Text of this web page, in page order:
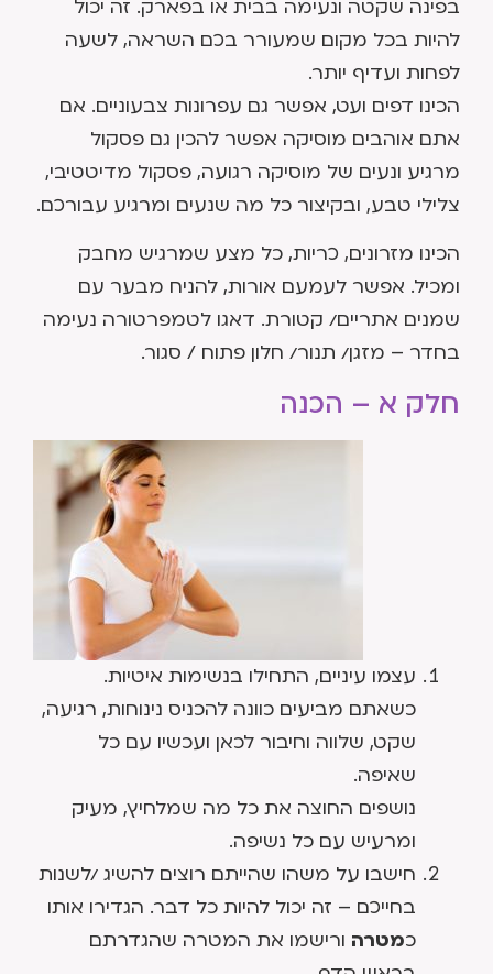
בפינה שקטה ונעימה בבית או בפארק. זה יכול
להיות בכל מקום שמעורר בכם השראה, לשעה
לפחות ועדיף יותר.
הכינו דפים ועט, אפשר גם עפרונות צבעוניים. אם
אתם אוהבים מוסיקה אפשר להכין גם פסקול
מרגיע ונעים של מוסיקה רגועה, פסקול מדיטטיבי,
צלילי טבע, ובקיצור כל מה שנעים ומרגיע עבורכם.
הכינו מזרונים, כריות, כל מצע שמרגיש מחבק
ומכיל. אפשר לעמעם אורות, להניח מבער עם
שמנים אתריים/ קטורת. דאגו לטמפרטורה נעימה
בחדר – מזגן/ תנור/ חלון פתוח / סגור.
חלק א – הכנה
עצמו עיניים, התחילו בנשימות איטיות.
כשאתם מביעים כוונה להכניס נינוחות, רגיעה,
שקט, שלווה וחיבור לכאן ועכשיו עם כל
שאיפה.
נושפים החוצה את כל מה שמלחיץ, מעיק
ומרעיש עם כל נשיפה.
חישבו על משהו שהייתם רוצים להשיג /לשנות
בחייכם – זה יכול להיות כל דבר. הגדירו אותו
כמטרה ורישמו את המטרה שהגדרתם